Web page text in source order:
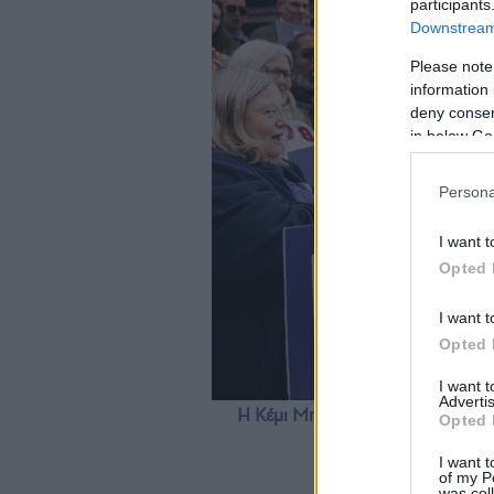
Please
information
deny
in below
I want
Opted
I want
Opted
I want
Opted
I want
of my
Η Κέμι Μπάντενοχ κατά τη